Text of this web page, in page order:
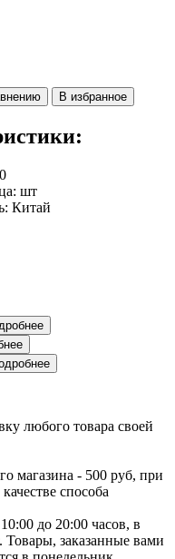
В избранное
: шт
: Китай
любого товара своей
магазина - 500 руб, при
способа
до 20:00 часов, в
Товары, заказанные вами